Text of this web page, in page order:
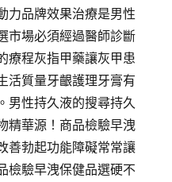
力品牌效果治療是男性
市場必須經過醫師診斷
療程灰指甲藥讓灰甲患
活質量牙齦護理牙膏有
男性持久液的搜尋持久
精華源！商品檢驗早洩
善勃起功能障礙常常讓
檢驗早洩保健品選硬不